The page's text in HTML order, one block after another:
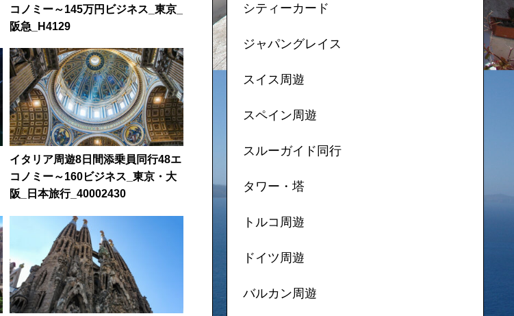
コノミー～145万円ビジネス_東京_
阪急_H4129
イタリア周遊8日間添乗員同行48エ
コノミー～160ビジネス_東京・大
阪_日本旅行_40002430
シティーカード
ジャパングレイス
スイス周遊
スペイン周遊
スルーガイド同行
タワー・塔
トルコ周遊
ドイツ周遊
バルカン周遊